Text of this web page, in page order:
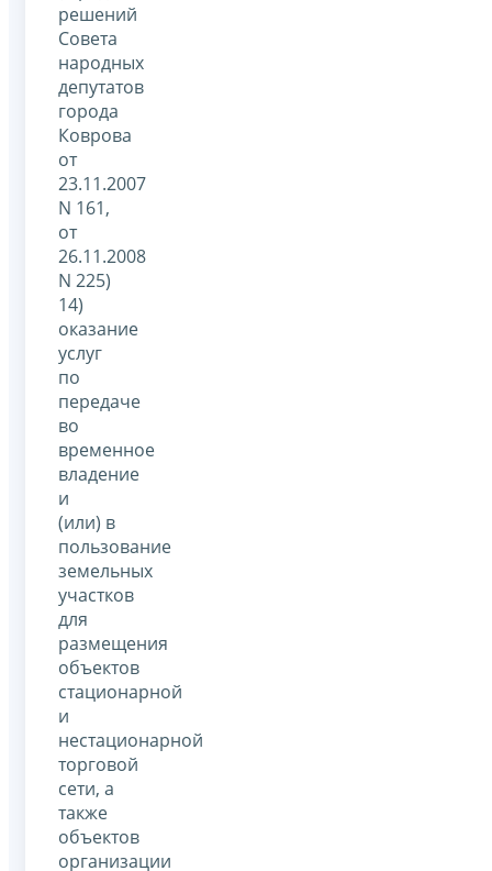
решений
Совета
народных
депутатов
города
Коврова
от
23.11.2007
N 161,
от
26.11.2008
N 225)
14)
оказание
услуг
по
передаче
во
временное
владение
и
(или) в
пользование
земельных
участков
для
размещения
объектов
стационарной
и
нестационарной
торговой
сети, а
также
объектов
организации